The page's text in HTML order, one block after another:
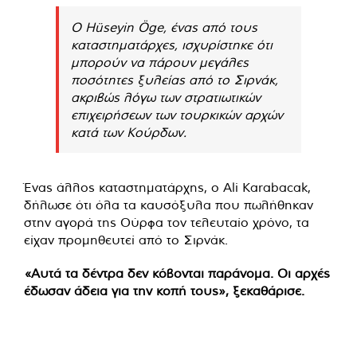
Ο Hüseyin Öge, ένας από τους
καταστηματάρχες, ισχυρίστηκε ότι
μπορούν να πάρουν μεγάλες
ποσότητες ξυλείας από το Σιρνάκ,
ακριβώς λόγω των στρατιωτικών
επιχειρήσεων των τουρκικών αρχών
κατά των Κούρδων.
Ένας άλλος καταστηματάρχης, ο Ali Karabacak,
δήλωσε ότι όλα τα καυσόξυλα που πωλήθηκαν
στην αγορά της Ούρφα τον τελευταίο χρόνο, τα
είχαν προμηθευτεί από το Σιρνάκ.
«Αυτά τα δέντρα δεν κόβονται παράνομα. Οι αρχές
έδωσαν άδεια για την κοπή τους», ξεκαθάρισε.